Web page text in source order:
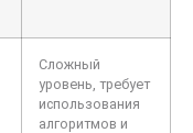
Сложный
уровень, требует
использования
алгоритмов и